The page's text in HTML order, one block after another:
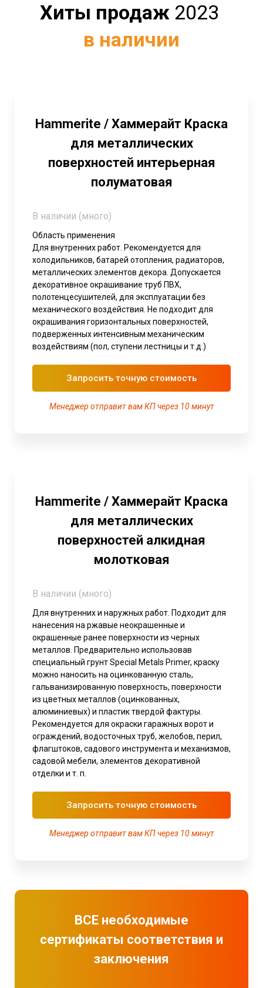
Хиты продаж 2023
в наличии
Hammerite / Хаммерайт Краска
для металлических
поверхностей интерьерная
полуматовая
В наличии (много)
Область применения
Для внутренних работ. Рекомендуется для
холодильников, батарей отопления, радиаторов,
металлических элементов декора. Допускается
декоративное окрашивание труб ПВХ,
полотенцесушителей, для эксплуатации без
механического воздействия. Не подходит для
окрашивания горизонтальных поверхностей,
подверженных интенсивным механическим
воздействиям (пол, ступени лестницы и т.д.)
Запросить точную стоимость
Менеджер отправит вам КП через 10 минут
Hammerite / Хаммерайт Краска
для металлических
поверхностей алкидная
молотковая
В наличии (много)
Для внутренних и наружных работ. Подходит для
нанесения на ржавые неокрашенные и
окрашенные ранее поверхности из черных
металлов. Предварительно использовав
специальный грунт Special Metals Primer, краску
можно наносить на оцинкованную сталь,
гальванизированную поверхность, поверхности
из цветных металлов (оцинкованных,
алюминиевых) и пластик твердой фактуры.
Рекомендуется для окраски гаражных ворот и
ограждений, водосточных труб, желобов, перил,
флагштоков, садового инструмента и механизмов,
садовой мебели, элементов декоративной
отделки и т. п.
Запросить точную стоимость
Менеджер отправит вам КП через 10 минут
ВСЕ необходимые
сертификаты соответствия и
заключения